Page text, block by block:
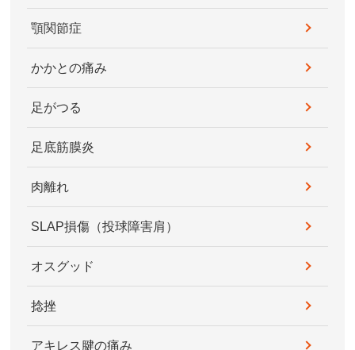
顎関節症
かかとの痛み
足がつる
足底筋膜炎
肉離れ
SLAP損傷（投球障害肩）
オスグッド
捻挫
アキレス腱の痛み